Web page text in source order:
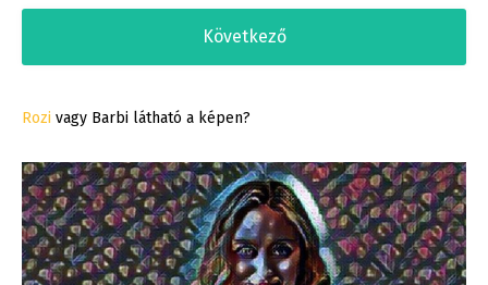
Következő
Rozi vagy Barbi látható a képen?